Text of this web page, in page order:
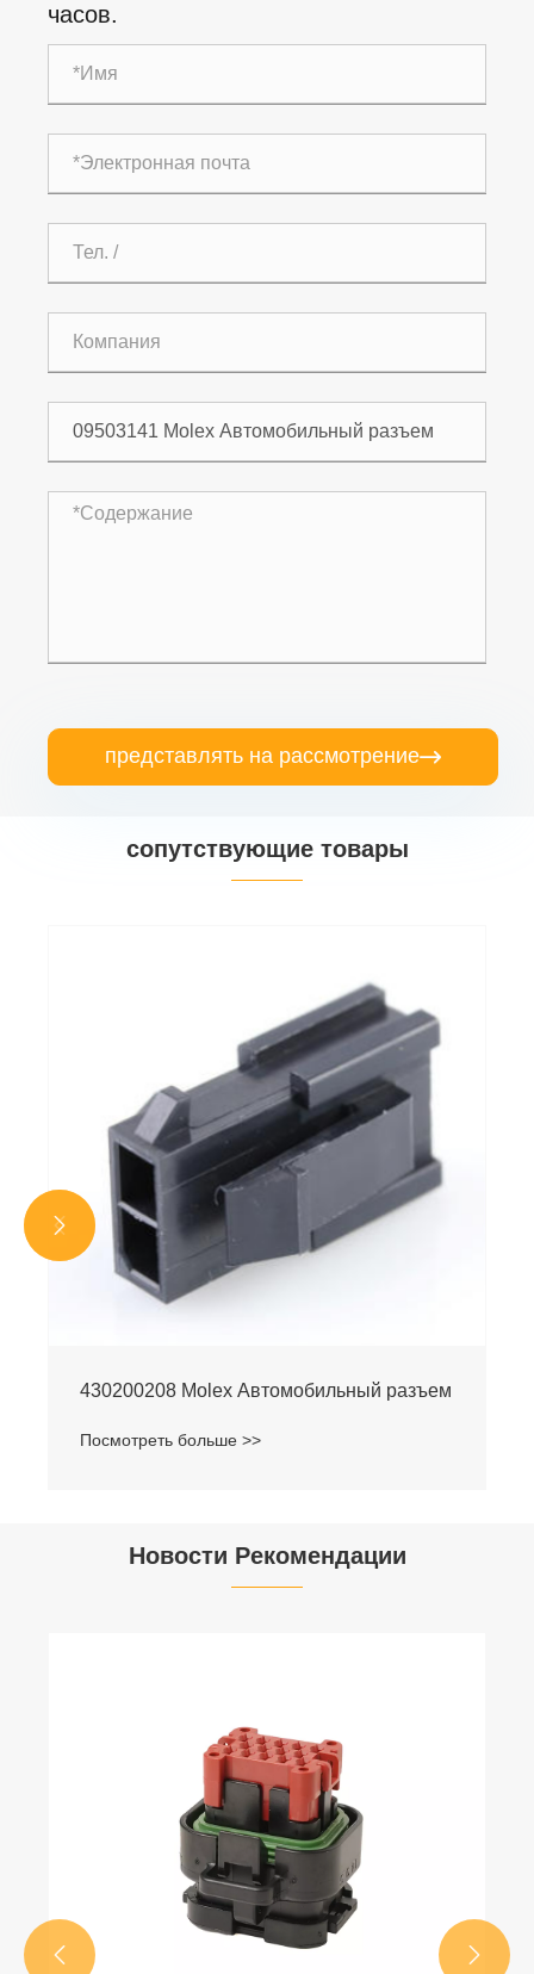
часов.
представлять на рассмотрение
сопутствующие товары
430200208 Molex Автомобильный разъем
Посмотреть больше >>


Новости Рекомендации
 